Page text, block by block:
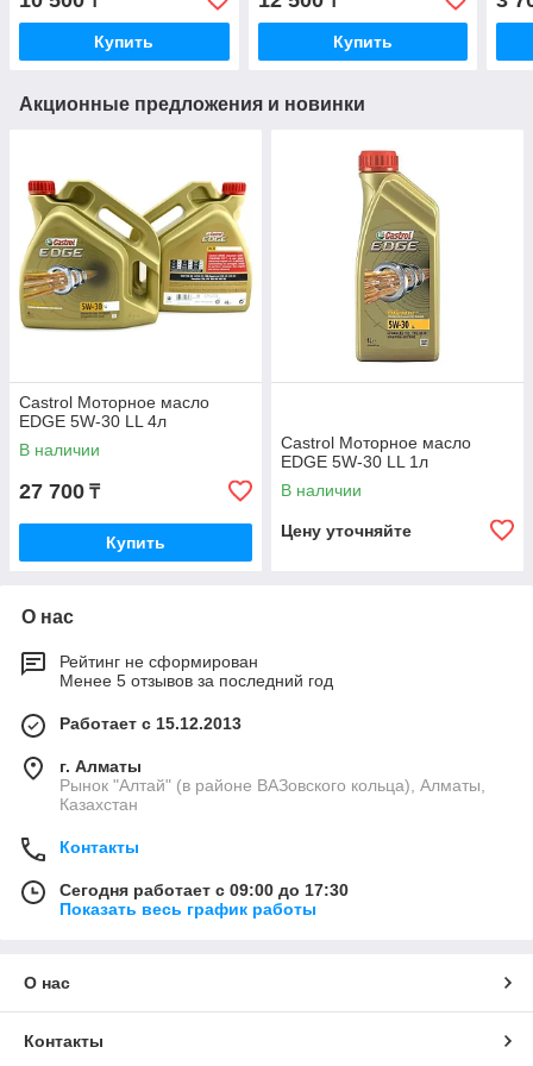
Купить Купить
Акционные предложения и новинки
Castrol Моторное масло
EDGE 5W-30 LL 4л
В наличии
27 700 ₸
Купить
Castrol Моторное масло
EDGE 5W-30 LL 1л
В наличии
Цену уточняйте
О нас
Рейтинг не сформирован
Менее 5 отзывов за последний год
Работает с 15.12.2013
г. Алматы
Рынок "Алтай" (в районе ВАЗовского кольца), Алматы,
Казахстан
Контакты
Сегодня работает с 09:00 до 17:30
Показать весь график работы
О нас
Контакты